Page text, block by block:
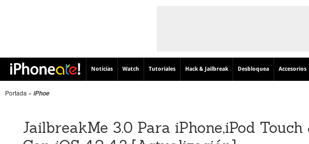
Noticias Watch Tutoriales Hack & Jailbreak Desbloquea Accesorios
Portada » iPhoe
JailbreakMe 3.0 Para iPhone,iPod